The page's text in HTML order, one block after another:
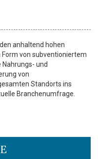
anhaltend hohen
von subventioniertem
und
von
Standorts ins
Branchenumfrage.